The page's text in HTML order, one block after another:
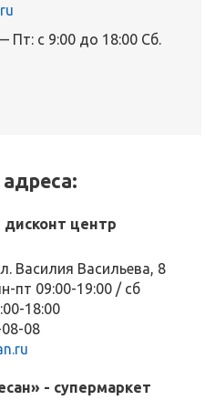
с 9:00 до 18:00 Сб.
дисконт центр
Василия Васильева, 8
пт 09:00-19:00 / сб
18:00
08
- супермаркет